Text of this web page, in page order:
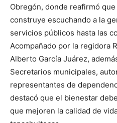
Obregón, donde reafirmó
construye escuchando a la
servicios públicos hasta las
Acompañado por la regidora
Alberto García Juárez,
Secretarios municipales,
representantes de
destacó que el bienestar
que mejoren la calidad de